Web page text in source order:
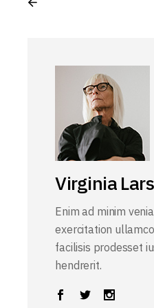
Virginia
Enim ad minim
exercitation
facilisis prodesset
hendrerit.